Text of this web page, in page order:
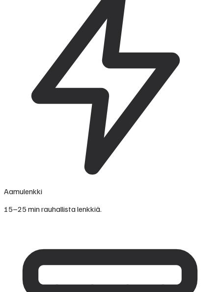
Aamulenkki
15–25 min rauhallista lenkkiä.